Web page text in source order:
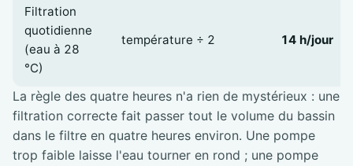
Filtration
quotidienne
(eau à 28
°C)
température ÷ 2 14 h/jour
La règle des quatre heures n'a rien de mystérieux : une
filtration correcte fait passer tout le volume du bassin
dans le filtre en quatre heures environ. Une pompe
trop faible laisse l'eau tourner en rond ; une pompe